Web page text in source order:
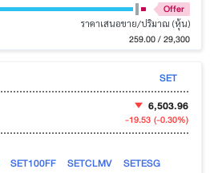
Offer
ราคาเสนอขาย/ปริมาณ (หุ้น)
259.00 / 29,300
SET
6,503.96
-19.53 (-0.30%)
SET100FF SETCLMV SETESG